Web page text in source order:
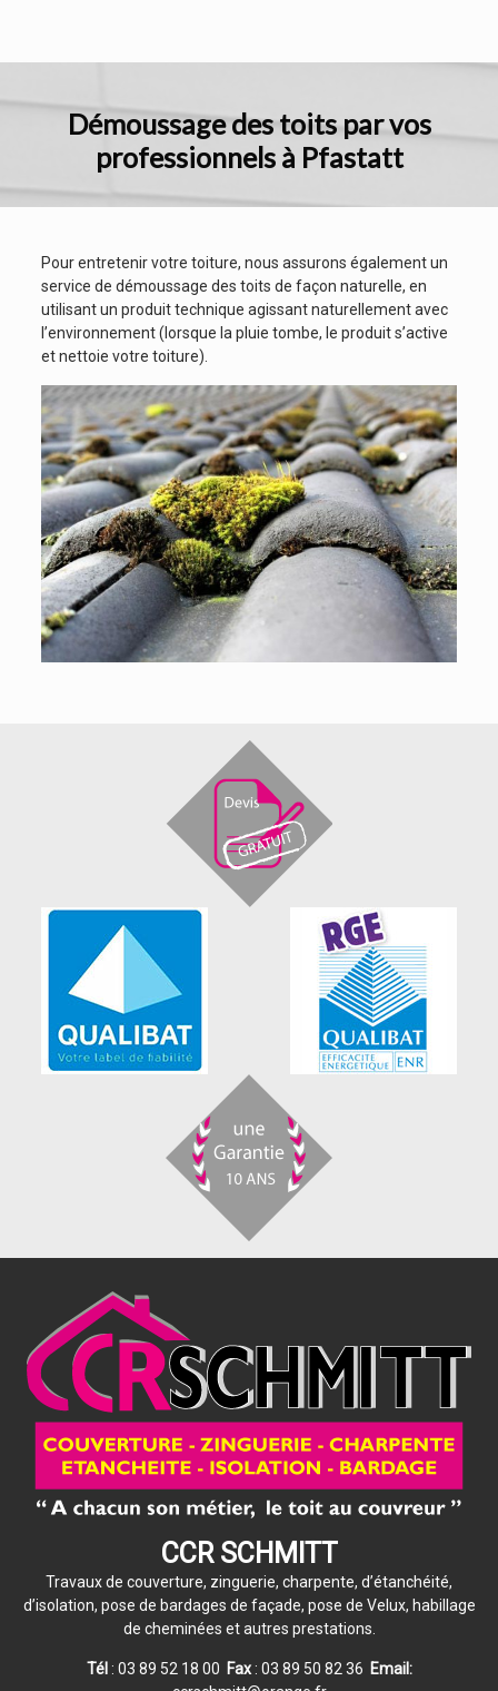
Démoussage des toits par vos
professionnels à Pfastatt
Pour entretenir votre toiture, nous assurons également un
service de démoussage des toits de façon naturelle, en
utilisant un produit technique agissant naturellement avec
l’environnement (lorsque la pluie tombe, le produit s’active
et nettoie votre toiture).
CCR SCHMITT
Travaux de couverture, zinguerie, charpente, d’étanchéité,
d’isolation, pose de bardages de façade, pose de Velux, habillage
de cheminées et autres prestations.
Tél : 03 89 52 18 00 Fax: 03 89 50 82 36 Email: